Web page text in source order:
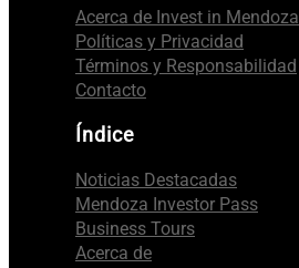
Acerca de Invest in Mendoza
Políticas y Privacidad
Términos y Responsabilidad
Contacto
Índice
Noticias Destacadas
Mendoza Investor Pass
Business Tours
Acerca de